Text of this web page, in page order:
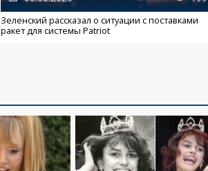
Зеленский рассказал о ситуации с поставками
ракет для системы Patriot